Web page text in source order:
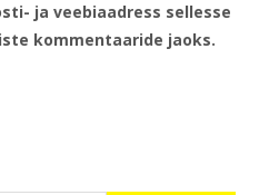
ja veebiaadress sellesse
kommentaaride jaoks.